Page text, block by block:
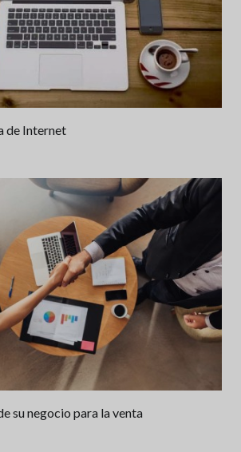
de Internet
su negocio para la venta